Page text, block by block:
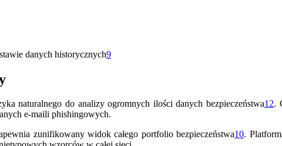
danych historycznych9
naturalnego do analizy ogromnych ilości danych bezpieczeństwa12.
e-maili phishingowych.
zunifikowany widok całego portfolio bezpieczeństwa10.